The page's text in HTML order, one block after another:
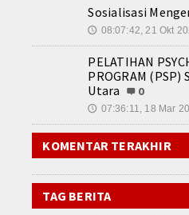
Sosialisasi
🕔 08:07:42, 21 Okt
PELATIHAN
PROGRAM
Utara
0
🕔 07:36:11, 18 Mar
KOMENTAR TERAKHIR
TAG BERITA